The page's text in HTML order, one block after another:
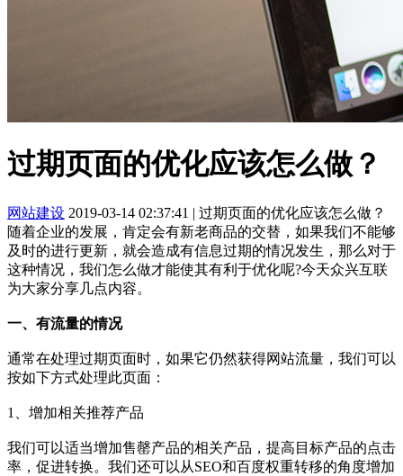
过期页面的优化应该怎么做？
网站建设 2019-03-14 02:37:41 | 过期页面的优化应该怎么做？
随着企业的发展，肯定会有新老商品的交替，如果我们不能够
及时的进行更新，就会造成有信息过期的情况发生，那么对于
这种情况，我们怎么做才能使其有利于优化呢?今天众兴互联
为大家分享几点内容。
一、有流量的情况
通常在处理过期页面时，如果它仍然获得网站流量，我们可以
按如下方式处理此页面：
1、增加相关推荐产品
我们可以适当增加售罄产品的相关产品，提高目标产品的点击
率，促进转换。我们还可以从SEO和百度权重转移的角度增加